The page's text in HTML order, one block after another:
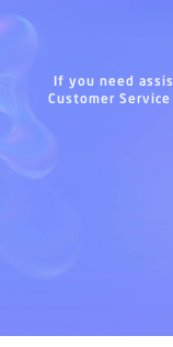
If you need
Customer